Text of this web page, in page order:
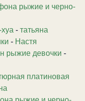
рыжие и черно-
- татьяна
- Настя
рыжие девочки -
платиновая